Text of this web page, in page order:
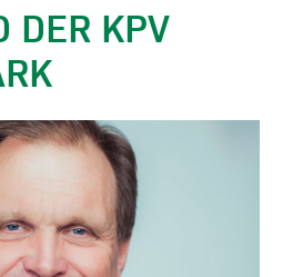
DER KPV